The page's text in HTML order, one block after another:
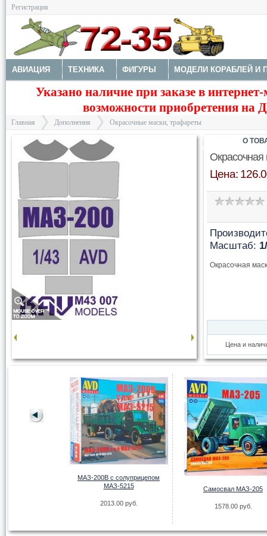
Регистрация
АВИАЦИЯ ТЕХНИКА ФИГУРЫ МОДЕЛИ КОРАБЛЕЙ И
ДОПОЛНЕНИЯ ДЕКАЛИ КОЛЕСА НАБОРЫ
КРАСКИ И ИНСТРУМЕНТЫ
Указано наличие при заказе в
возможности приобретения на
Главная Дополнения Окрасочные маски, трафареты
Окрасочная
Цена:
Масштаб:
Окрасочная
Цена и
О
МАЗ-200В с солуприцепом
МАЗ-5215
2013.00 руб.
Самосвал МАЗ-205
1578.00 руб.